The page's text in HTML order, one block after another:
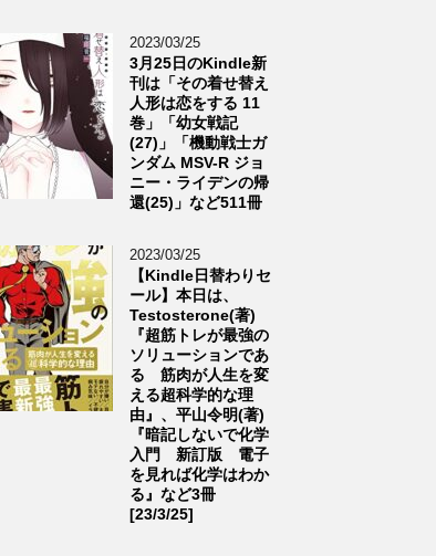
2023/03/25
3月25日のKindle新
刊は「その着せ替え
人形は恋をする 11
巻」「幼女戦記
(27)」「機動戦士ガ
ンダム MSV-R ジョ
ニー・ライデンの帰
還(25)」など511冊
2023/03/25
【Kindle日替わりセ
ール】本日は、
Testosterone(著)
『超筋トレが最強の
ソリューションであ
る 筋肉が人生を変
える超科学的な理
由』、平山令明(著)
『暗記しないで化学
入門 新訂版 電子
を見れば化学はわか
る』など3冊
[23/3/25]